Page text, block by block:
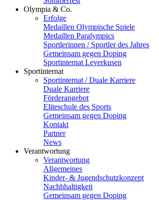
Olympia & Co.
Erfolge
Medaillen Olympische Spiele
Medaillen Paralympics
Sportlerinnen / Sportler des Jahres
Gemeinsam gegen Doping
Sportinternat Leverkusen
Sportinternat
Sportinternat / Duale Karriere
Duale Karriere
Förderangebot
Eliteschule des Sports
Gemeinsam gegen Doping
Kontakt
Partner
News
Verantwortung
Verantwortung
Allgemeines
Kinder- & Jugendschutzkonzept
Nachhhaltigkeit
Gemeinsam gegen Doping